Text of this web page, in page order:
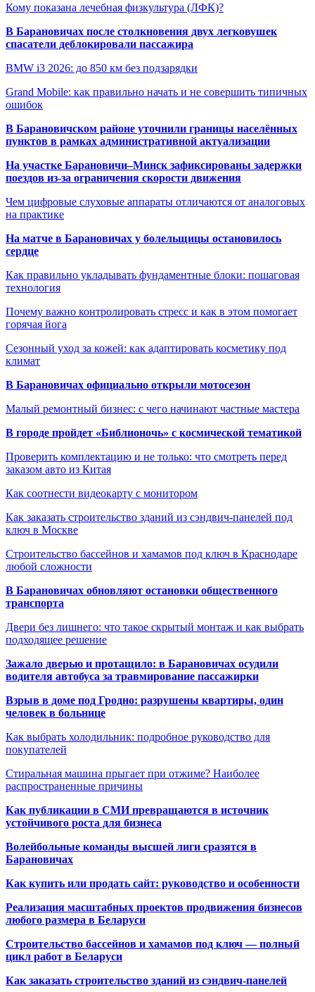
Кому показана лечебная физкультура (ЛФК)?
В Барановичах после столкновения двух легковушек
спасатели деблокировали пассажира
BMW i3 2026: до 850 км без подзарядки
Grand Mobile: как правильно начать и не совершить типичных
ошибок
В Барановичском районе уточнили границы населённых
пунктов в рамках административной актуализации
На участке Барановичи–Минск зафиксированы задержки
поездов из-за ограничения скорости движения
Чем цифровые слуховые аппараты отличаются от аналоговых
на практике
На матче в Барановичах у болельщицы остановилось
сердце
Как правильно укладывать фундаментные блоки: пошаговая
технология
Почему важно контролировать стресс и как в этом помогает
горячая йога
Сезонный уход за кожей: как адаптировать косметику под
климат
В Барановичах официально открыли мотосезон
Малый ремонтный бизнес: с чего начинают частные мастера
В городе пройдет «Библионочь» с космической тематикой
Проверить комплектацию и не только: что смотреть перед
заказом авто из Китая
Как соотнести видеокарту с монитором
Как заказать строительство зданий из сэндвич-панелей под
ключ в Москве
Строительство бассейнов и хамамов под ключ в Краснодаре
любой сложности
В Барановичах обновляют остановки общественного
транспорта
Двери без лишнего: что такое скрытый монтаж и как выбрать
подходящее решение
Зажало дверью и протащило: в Барановичах осудили
водителя автобуса за травмирование пассажирки
Взрыв в доме под Гродно: разрушены квартиры, один
человек в больнице
Как выбрать холодильник: подробное руководство для
покупателей
Стиральная машина прыгает при отжиме? Наиболее
распространенные причины
Как публикации в СМИ превращаются в источник
устойчивого роста для бизнеса
Волейбольные команды высшей лиги сразятся в
Барановичах
Как купить или продать сайт: руководство и особенности
Реализация масштабных проектов продвижения бизнесов
любого размера в Беларуси
Строительство бассейнов и хамамов под ключ — полный
цикл работ в Беларуси
Как заказать строительство зданий из сэндвич-панелей